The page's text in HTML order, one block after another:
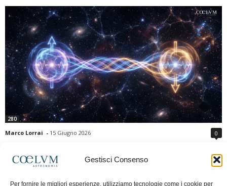
Gestisci Consenso
Per fornire le migliori esperienze, utilizziamo tecnologie come i cookie per
280
Marco Lorrai - 15 Giugno 2026 0
moderna: due particelle possono mostrare correlazioni che sembrano ignorare
la distanza che le separa. Gli esperimenti e i teoremi di Bell hanno escluso le
previsioni della meccanica quantistica. Nonostante ciò, l'entanglement non